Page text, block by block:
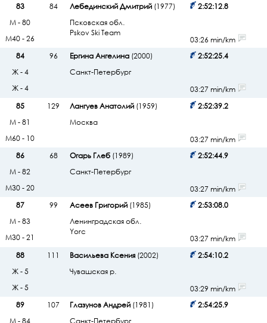
83
84 Лебединский Дмитрий(1977)
Псковская обл.
Pskov Ski Team
2:52:12.8
М - 80
М40 - 26
03:26 min/km
84
96 Ергина Ангелина(2000)
Санкт-Петербург
2:52:25.4
Ж - 4
Ж - 4
03:27 min/km
85
129 Лангуев Анатолий(1959)
Москва
2:52:39.2
М - 81
М60 - 10
03:27 min/km
86
68 Огарь Глеб(1989)
Санкт-Петербург
2:52:44.9
М - 82
М30 - 20
03:27 min/km
87
99 Асеев Григорий(1985)
Ленинградская обл.
Yorc
2:53:08.0
М - 83
М30 - 21
03:27 min/km
88
111 Васильева Ксения(2002)
Чувашская р.
2:54:10.2
Ж - 5
Ж - 5
03:29 min/km
89
107 Глазунов Андрей(1981)
2:54:25.9